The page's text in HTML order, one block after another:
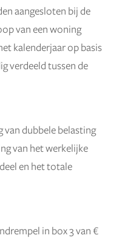
aangesloten bij de
van een woning
kalenderjaar op basis
verdeeld tussen de
van dubbele belasting
van het werkelijke
en het totale
in box 3 van €